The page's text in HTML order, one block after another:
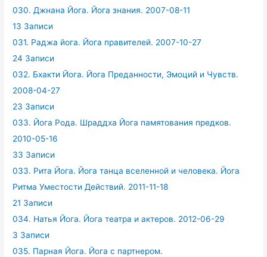
030. Джнана Йога. Йога знания. 2007-08-11
13 Записи
031. Раджа йога. Йога правителей. 2007-10-27
24 Записи
032. Бхакти Йога. Йога Преданности, Эмоций и Чувств.
2008-04-27
23 Записи
033. Йога Рода. Шраддха Йога памятования предков.
2010-05-16
33 Записи
033. Рита Йога. Йога танца вселенной и человека. Йога
Ритма Уместости Действий. 2011-11-18
21 Записи
034. Натья Йога. Йога театра и актеров. 2012-06-29
3 Записи
035. Парная Йога. Йога с партнером.